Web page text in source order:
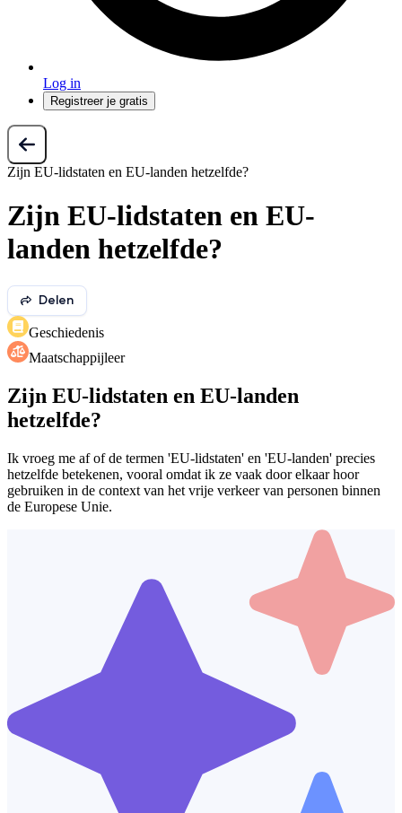
Log in
Registreer je gratis
Zijn EU-lidstaten en EU-landen hetzelfde?
Zijn EU-lidstaten en EU-
landen hetzelfde?
Delen
Geschiedenis
Maatschappijleer
Zijn EU-lidstaten en EU-landen
hetzelfde?
Ik vroeg me af of de termen 'EU-lidstaten' en 'EU-landen' precies
hetzelfde betekenen, vooral omdat ik ze vaak door elkaar hoor
gebruiken in de context van het vrije verkeer van personen binnen
de Europese Unie.